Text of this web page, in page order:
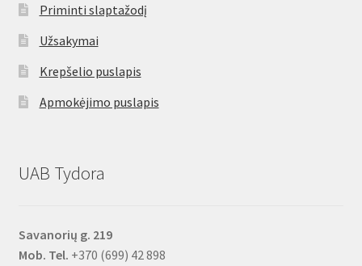
Priminti slaptažodį
Užsakymai
Krepšelio puslapis
Apmokėjimo puslapis
UAB Tydora
Savanorių g. 219
Mob. Tel. +370 (699) 42 898